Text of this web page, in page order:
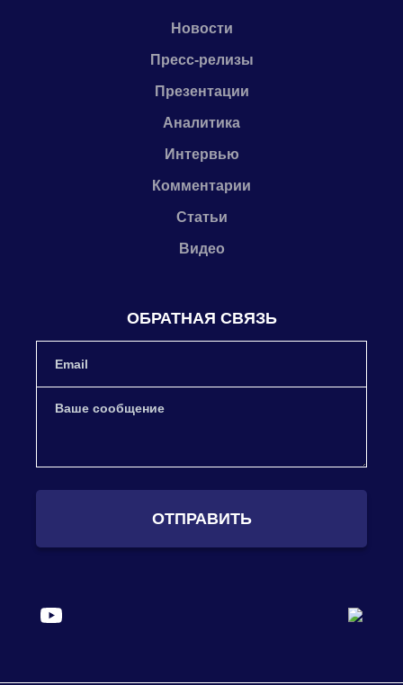
Новости
Пресс-релизы
Презентации
Аналитика
Интервью
Комментарии
Статьи
Видео
ОБРАТНАЯ СВЯЗЬ
ОТПРАВИТЬ